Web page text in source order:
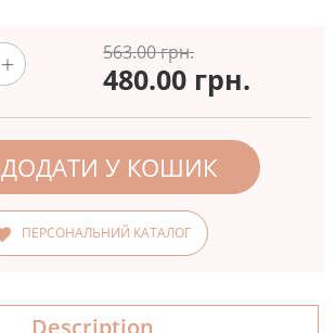
563.00 грн.
480.00 грн.
ДОДАТИ У КОШИК
ПЕРСОНАЛЬНИЙ КАТАЛОГ
Description